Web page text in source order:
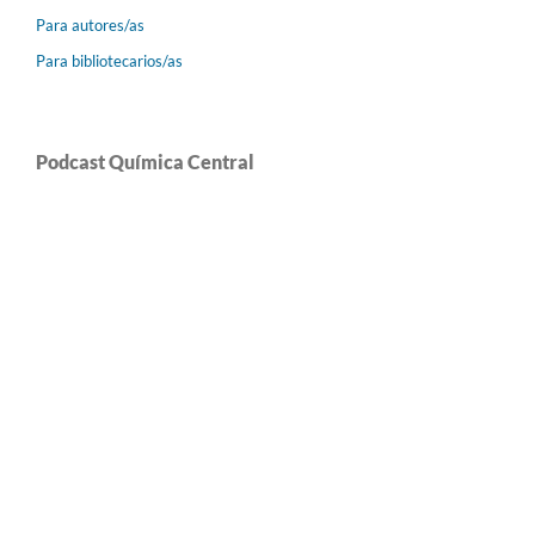
Para autores/as
Para bibliotecarios/as
Podcast Química Central